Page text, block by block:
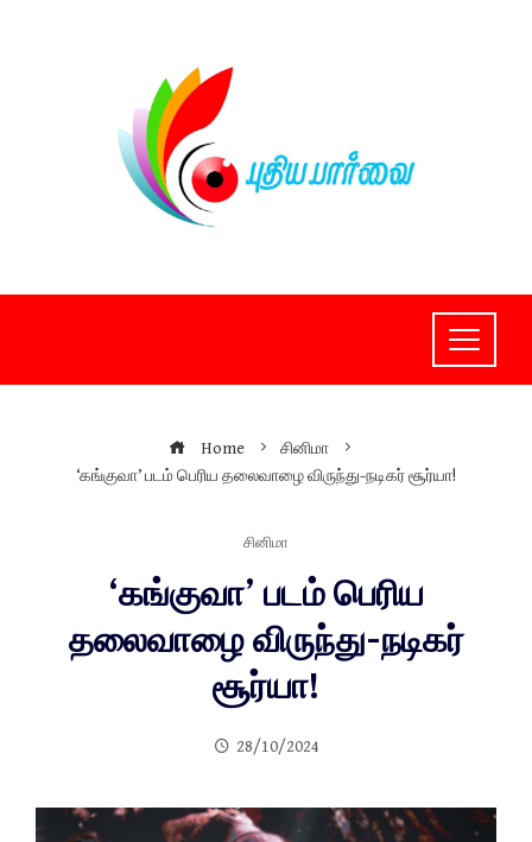
Home
சினிமா
‘கங்குவா’ படம் பெரிய தலைவாழை விருந்து-நடிகர் சூர்யா!
சினிமா
‘கங்குவா’ படம் பெரிய
தலைவாழை விருந்து-நடிகர்
சூர்யா!
28/10/2024